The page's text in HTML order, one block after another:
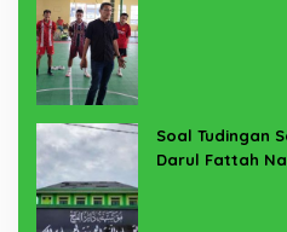
Soal Tudingan
Darul Fattah